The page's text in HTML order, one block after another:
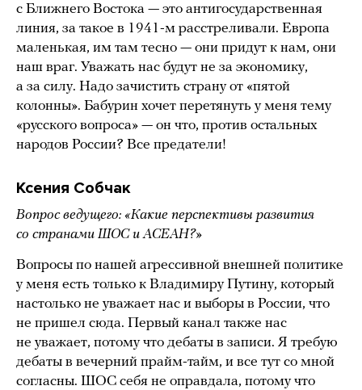
с Ближнего Востока — это антигосударственная
линия, за такое в 1941-м расстреливали. Европа
маленькая, им там тесно — они придут к нам, они
наш враг. Уважать нас будут не за экономику,
а за силу. Надо зачистить страну от «пятой
колонны». Бабурин хочет перетянуть у меня тему
«русского вопроса» — он что, против остальных
народов России? Все предатели!
Ксения Собчак
Вопрос ведущего: «Какие перспективы развития
со странами ШОС и АСЕАН?»
Вопросы по нашей агрессивной внешней политике
у меня есть только к Владимиру Путину, который
настолько не уважает нас и выборы в России, что
не пришел сюда. Первый канал также нас
не уважает, потому что дебаты в записи. Я требую
дебаты в вечерний прайм-тайм, и все тут со мной
согласны. ШОС себя не оправдала, потому что